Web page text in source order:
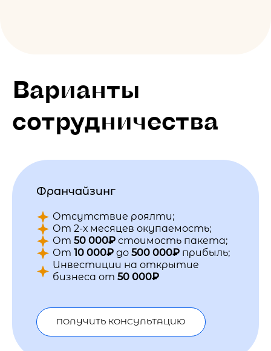
Варианты
сотрудничества
Франчайзинг
Отсутствие роялти;
От 2-х месяцев окупаемость;
От 50 000₽ стоимость пакета;
От 10 000₽ до 500 000₽ прибыль;
Инвестиции на открытие
бизнеса от 50 000₽
ПОЛУЧИТЬ КОНСУЛЬТАЦИЮ